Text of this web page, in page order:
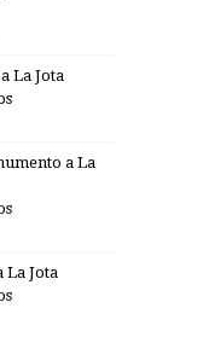
La Jota
a La
La Jota